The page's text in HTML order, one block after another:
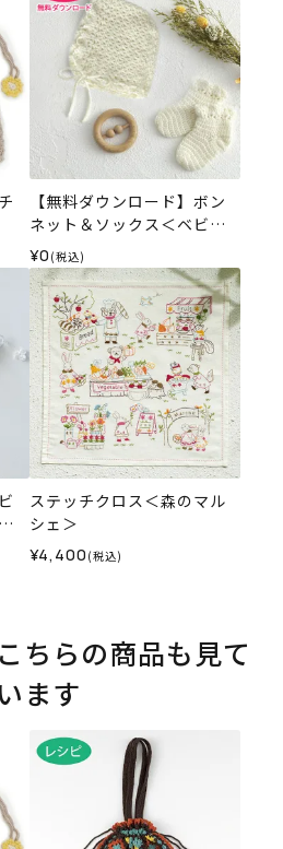
【無料ダウンロード】ボン
ネット＆ソックス＜ベビー
パレット＞（レシピ）
¥0 (税込)
ステッチクロス＜森のマル
シェ＞
¥4,400 (税込)
ちらの商品も見て
ます